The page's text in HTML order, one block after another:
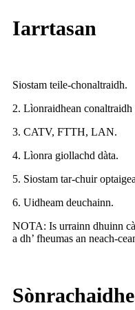
Iarrtasan
Siostam teile-chonaltraidh.
2. Lìonraidhean conaltraidh
3. CATV, FTTH, LAN.
4. Lìonra giollachd dàta.
5. Siostam tar-chuir
6. Uidheam deuchainn.
NOTA: Is urrainn dhuinn
a dh’ fheumas an neach-